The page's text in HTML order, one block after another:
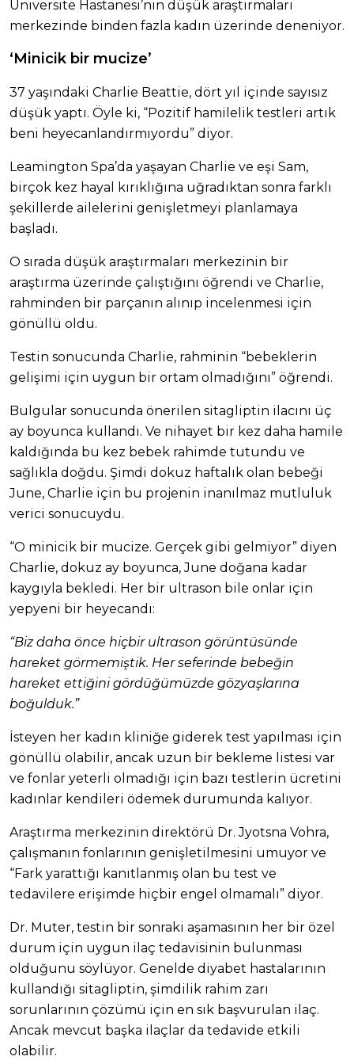
Üniversite Hastanesi’nin düşük araştırmaları
merkezinde binden fazla kadın üzerinde deneniyor.
‘Minicik bir mucize’
37 yaşındaki Charlie Beattie, dört yıl içinde sayısız
düşük yaptı. Öyle ki, “Pozitif hamilelik testleri artık
beni heyecanlandırmıyordu” diyor.
Leamington Spa’da yaşayan Charlie ve eşi Sam,
birçok kez hayal kırıklığına uğradıktan sonra farklı
şekillerde ailelerini genişletmeyi planlamaya
başladı.
O sırada düşük araştırmaları merkezinin bir
araştırma üzerinde çalıştığını öğrendi ve Charlie,
rahminden bir parçanın alınıp incelenmesi için
gönüllü oldu.
Testin sonucunda Charlie, rahminin “bebeklerin
gelişimi için uygun bir ortam olmadığını” öğrendi.
Bulgular sonucunda önerilen sitagliptin ilacını üç
ay boyunca kullandı. Ve nihayet bir kez daha hamile
kaldığında bu kez bebek rahimde tutundu ve
sağlıkla doğdu. Şimdi dokuz haftalık olan bebeği
June, Charlie için bu projenin inanılmaz mutluluk
verici sonucuydu.
“O minicik bir mucize. Gerçek gibi gelmiyor” diyen
Charlie, dokuz ay boyunca, June doğana kadar
kaygıyla bekledi. Her bir ultrason bile onlar için
yepyeni bir heyecandı:
“Biz daha önce hiçbir ultrason görüntüsünde
hareket görmemiştik. Her seferinde bebeğin
hareket ettiğini gördüğümüzde gözyaşlarına
boğulduk.”
İsteyen her kadın kliniğe giderek test yapılması için
gönüllü olabilir, ancak uzun bir bekleme listesi var
ve fonlar yeterli olmadığı için bazı testlerin ücretini
kadınlar kendileri ödemek durumunda kalıyor.
Araştırma merkezinin direktörü Dr. Jyotsna Vohra,
çalışmanın fonlarının genişletilmesini umuyor ve
“Fark yarattığı kanıtlanmış olan bu test ve
tedavilere erişimde hiçbir engel olmamalı” diyor.
Dr. Muter, testin bir sonraki aşamasının her bir özel
durum için uygun ilaç tedavisinin bulunması
olduğunu söylüyor. Genelde diyabet hastalarının
kullandığı sitagliptin, şimdilik rahim zarı
sorunlarının çözümü için en sık başvurulan ilaç.
Ancak mevcut başka ilaçlar da tedavide etkili
olabilir.